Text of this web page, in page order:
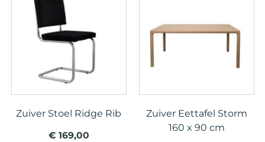
Zuiver Stoel Ridge Rib
€ 169,00
Zuiver Eettafel Storm
160 x 90 cm